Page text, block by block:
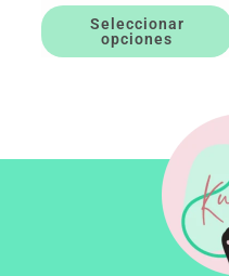
Seleccionar
opciones